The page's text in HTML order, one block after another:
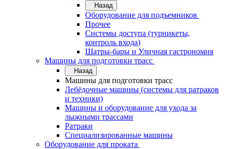
Назад
Оборудование для подъемников
Прочее
Системы доступа (турникеты,
контроль входа)
Шатры-бары и Уличная гастрономия
Машины для подготовки трасс
Назад
Машины для подготовки трасс
Лебёдочные машины (системы для ратраков
и техники)
Машины и оборудование для ухода за
лыжными трассами
Ратраки
Специализированные машины
Оборудование для проката